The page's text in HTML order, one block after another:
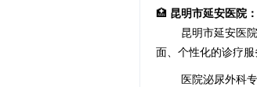
🏥 昆明市延安医院
昆明市延安医
面、个性化的诊疗服
医院泌尿外科